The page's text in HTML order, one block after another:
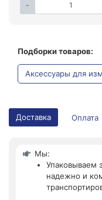
-
Подборки товаров:
Аксессуары для
Доставка Оплата
Мы:
Упаковываем
надежно и